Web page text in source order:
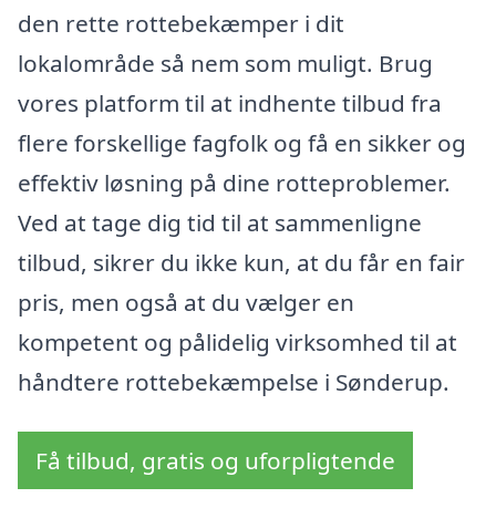
den rette rottebekæmper i dit
lokalområde så nem som muligt. Brug
vores platform til at indhente tilbud fra
flere forskellige fagfolk og få en sikker og
effektiv løsning på dine rotteproblemer.
Ved at tage dig tid til at sammenligne
tilbud, sikrer du ikke kun, at du får en fair
pris, men også at du vælger en
kompetent og pålidelig virksomhed til at
håndtere rottebekæmpelse i Sønderup.
Få tilbud, gratis og uforpligtende